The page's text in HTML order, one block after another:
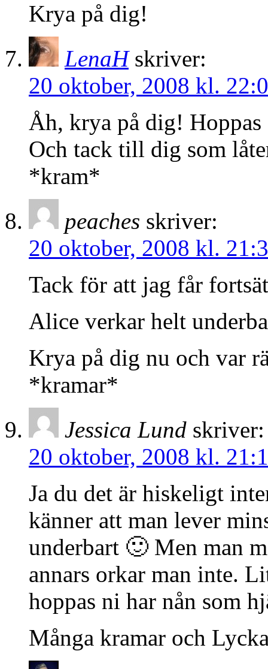
Krya på dig!
LenaH skriver:
20 oktober, 2008 kl.
Åh, krya på dig!
Och tack till dig som
*kram*
peaches skriver:
20 oktober, 2008 kl.
Tack för att jag får
Alice verkar helt
Krya på dig nu och var
*kramar*
Jessica Lund skriver:
20 oktober, 2008 kl.
Ja du det är hiskeligt
känner att man lever
underbart 🙂 Men man
annars orkar man inte.
hoppas ni har nån som
Många kramar och